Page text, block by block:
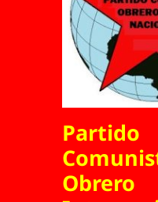
Partido
Obrero